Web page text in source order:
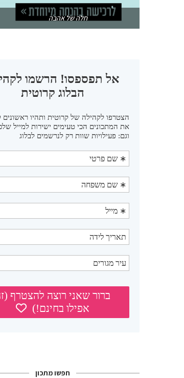
חלה של אהבה
חפשו מתכון